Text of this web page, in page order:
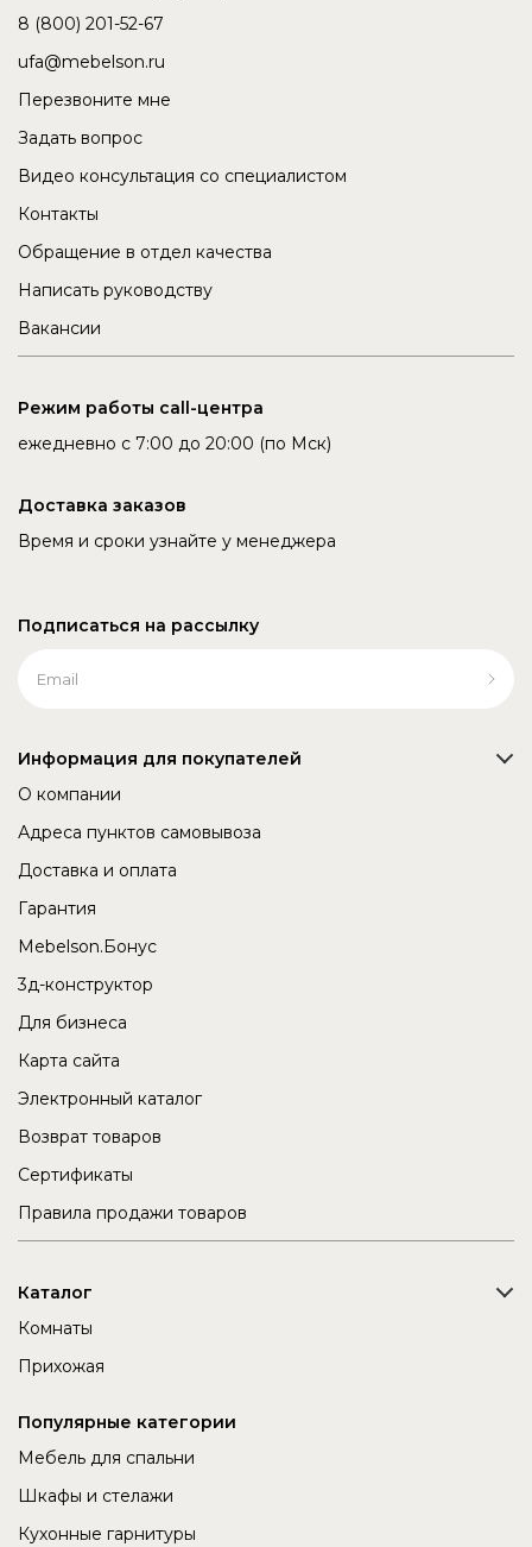
8 (800) 201-52-67
ufa@mebelson.ru
Перезвоните мне
Задать вопрос
Видео консультация со специалистом
Контакты
Обращение в отдел качества
Написать руководству
Вакансии
Режим работы call-центра
ежедневно с 7:00 до 20:00 (по Мск)
Доставка заказов
Время и сроки узнайте у менеджера
Подписаться на рассылку
Информация для покупателей
О компании
Адреса пунктов самовывоза
Доставка и оплата
Гарантия
Mebelson.Бонус
3д-конструктор
Для бизнеса
Карта сайта
Электронный каталог
Возврат товаров
Сертификаты
Правила продажи товаров
Каталог
Комнаты
Прихожая
Популярные категории
Мебель для спальни
Шкафы и стелажи
Кухонные гарнитуры